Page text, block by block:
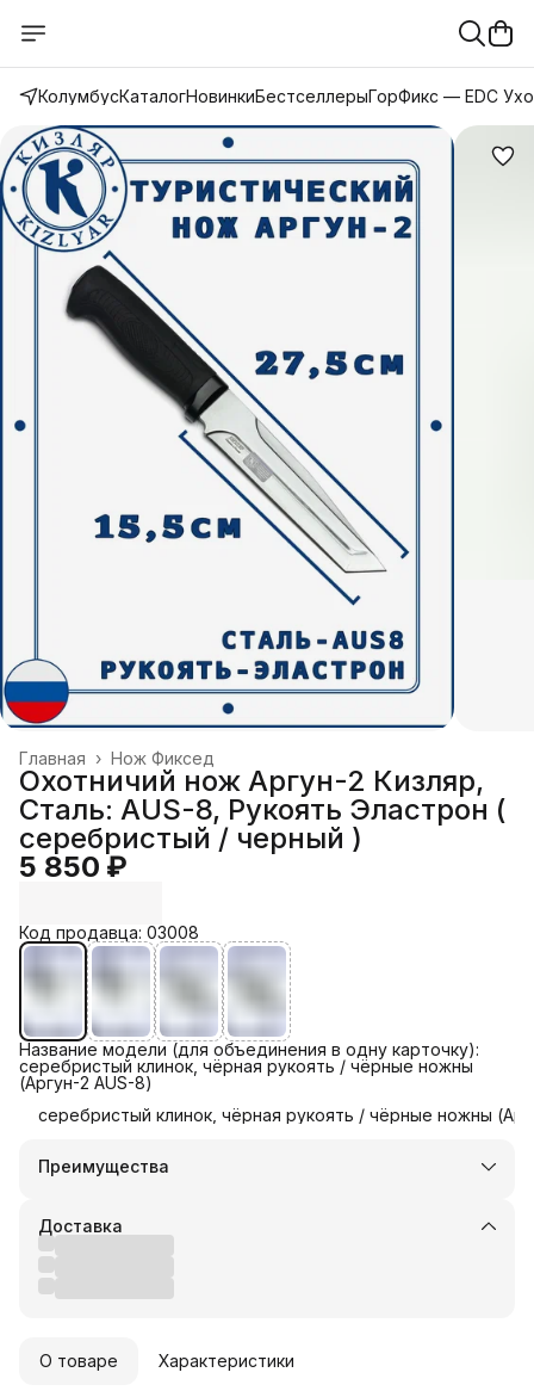
КолумбусКаталогНовинкиБестселлерыГорФикс — EDC
Нож Фиксед
Главная ›
Охотничий нож Аргун-2 Кизляр,
Сталь: AUS-8, Рукоять Эластрон (
серебристый / черный )
5 850 ₽
Код продавца: 03008
Название модели (для объединения в одну карточку):
серебристый клинок, чёрная рукоять / чёрные ножны
(Аргун-2 AUS-8)
серебристый клинок, чёрная рукоять / чёрные ножны
Преимущества
Оплата частями в Сплит
Удобный возврат
Доставка
О товаре Характеристики